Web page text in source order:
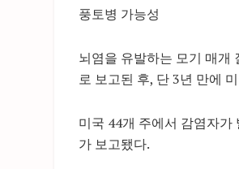
풍토병 가능성
뇌염을 유발하는 모기 매개
로 보고된 후, 단 3년 만에
미국 44개 주에서 감염자가
가 보고됐다.